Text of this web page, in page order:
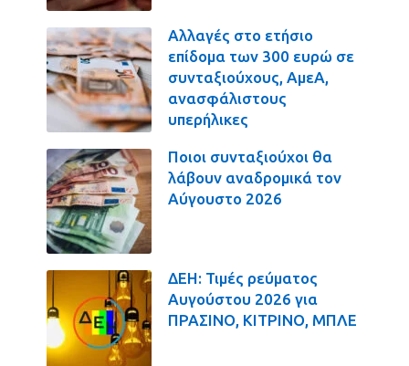
Αλλαγές στο ετήσιο
επίδομα των 300 ευρώ σε
συνταξιούχους, ΑμεΑ,
ανασφάλιστους
υπερήλικες
Ποιοι συνταξιούχοι θα
λάβουν αναδρομικά τον
Αύγουστο 2026
ΔΕΗ: Τιμές ρεύματος
Αυγούστου 2026 για
ΠΡΑΣΙΝΟ, ΚΙΤΡΙΝΟ, ΜΠΛΕ